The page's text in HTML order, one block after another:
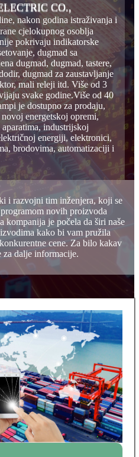
CO.,
nakon godina istraživanja i
cjelokupnog osoblja
pokrivaju indikatorske
dugmad sa
dugmad, dugmad, tastere,
dugmad za zaustavljanje
mali releji itd. Više od 3
svake godine.Više od 40
je dostupno za prodaju,
energetskoj opremi,
industrijskoj
energiji, elektronici,
brodovima, automatizaciji i
i razvojni tim inženjera, koji se
novih proizvoda
kompanija je počela da širi naše
kako bi vam pružila
cene. Za bilo kakav
za dalje informacije.